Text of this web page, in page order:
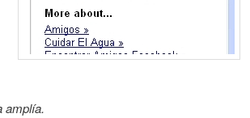
amplía.